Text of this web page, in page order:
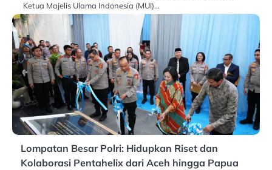
Ketua Majelis Ulama Indonesia (MUI)…
Lompatan Besar Polri: Hidupkan Riset dan
Kolaborasi Pentahelix dari Aceh hingga Papua